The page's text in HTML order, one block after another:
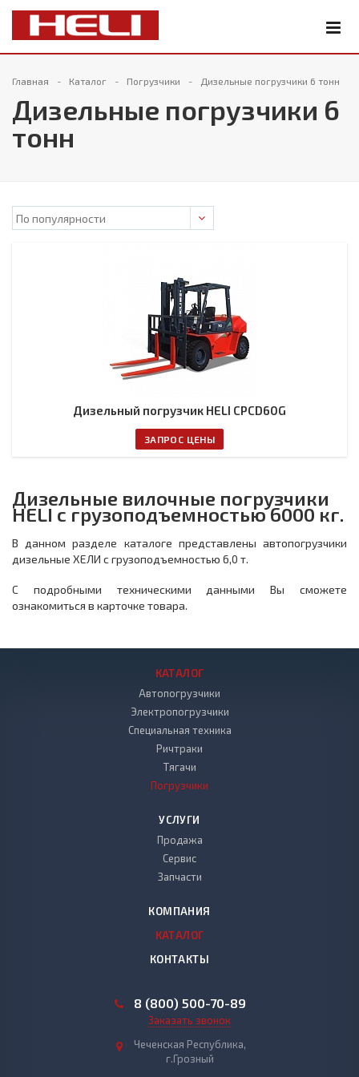
Главная Каталог Погрузчики Дизельные погрузчики 6 тонн
Дизельные погрузчики 6
тонн
Дизельный погрузчик HELI CPCD60G
ЗАПРОС ЦЕНЫ
Дизельные вилочные погрузчики
HELI с грузоподъемностью 6000 кг.
В данном разделе каталоге представлены автопогрузчики
дизельные ХЕЛИ с грузоподъемностью 6,0 т.
С подробными техническими данными Вы сможете
ознакомиться в карточке товара.
КАТАЛОГ
Автопогрузчики
Электропогрузчики
Специальная техника
Ричтраки
Тягачи
Погрузчики
УСЛУГИ
Продажа
Сервис
Запчасти
КОМПАНИЯ
КАТАЛОГ
КОНТАКТЫ
8 (800) 500-70-89
Заказать звонок
Чеченская Республика,
г.Грозный